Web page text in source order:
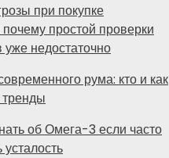
при покупке
почему простой проверки
уже недостаточно
рума: кто и как
об Омега-3 если часто